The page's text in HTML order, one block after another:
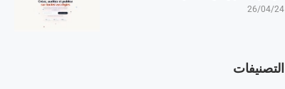
26/04/24
التصنيفات